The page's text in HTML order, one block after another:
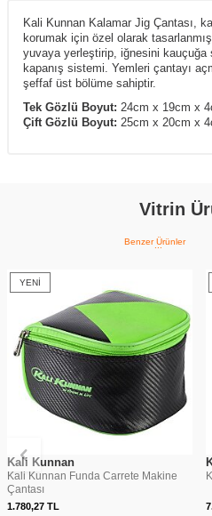
Kali Kunnan Kalamar Jig Çantası,
korumak için özel olarak
yuvaya yerleştirip, iğnesini kauçuğa
kapanış sistemi. Yemleri çantayı
şeffaf üst bölüme sahiptir.
Tek Gözlü Boyut: 24cm x 19cm x
Çift Gözlü Boyut: 25cm x 20cm x
Vitrin
Benzer Ürünler
YENI
Kali Kunnan
Kali Kunnan Funda Carrete Makine
Çantası
1.780,27 TL